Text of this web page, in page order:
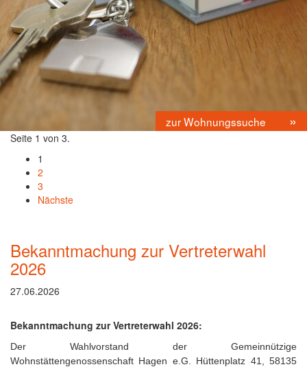
zur Wohnungssuche
Seite 1 von 3.
1
2
3
Nächste
Bekanntmachung zur Vertreterwahl
2026
27.06.2026
Bekanntmachung zur Vertreterwahl 2026:
Der Wahlvorstand der Gemeinnützige
Wohnstättengenossenschaft Hagen e.G. Hüttenplatz 41, 58135